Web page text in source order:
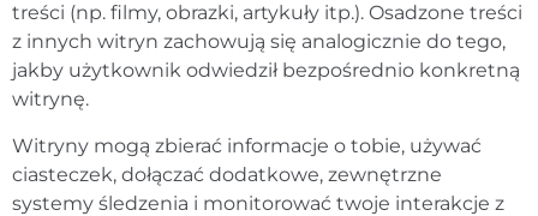
treści (np. filmy, obrazki, artykuły itp.). Osadzone treści
z innych witryn zachowują się analogicznie do tego,
jakby użytkownik odwiedził bezpośrednio konkretną
witrynę.
Witryny mogą zbierać informacje o tobie, używać
ciasteczek, dołączać dodatkowe, zewnętrzne
systemy śledzenia i monitorować twoje interakcje z